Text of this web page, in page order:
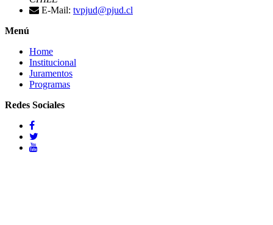
E-Mail: tvpjud@pjud.cl
Menú
Home
Institucional
Juramentos
Programas
Redes Sociales